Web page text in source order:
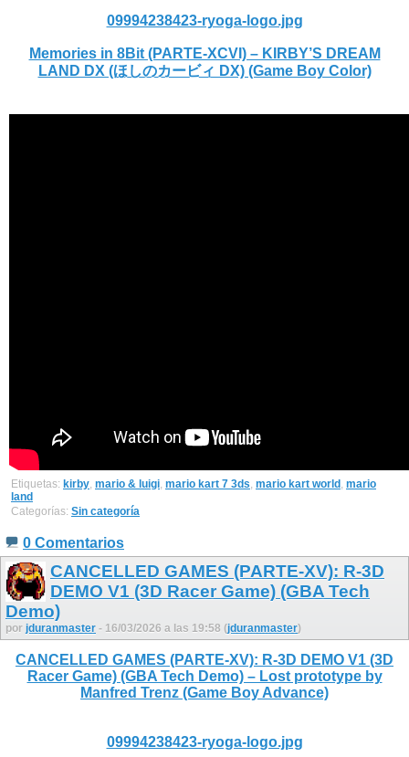
09994238423-ryoga-logo.jpg
Memories in 8Bit (PARTE-XCVI) – KIRBY’S DREAM
LAND DX (ほしのカービィ DX) (Game Boy Color)
Etiquetas: kirby mario & luigi mario kart 7 3ds mario kart world mario
land
Categorías: Sin categoría
0 Comentarios
CANCELLED GAMES (PARTE-XV): R-3D
DEMO V1 (3D Racer Game) (GBA Tech
Demo)
por jduranmaster - 16/03/2026 a las 19:58 (jduranmaster)
CANCELLED GAMES (PARTE-XV): R-3D DEMO V1 (3D
Racer Game) (GBA Tech Demo) – Lost prototype by
Manfred Trenz (Game Boy Advance)
09994238423-ryoga-logo.jpg